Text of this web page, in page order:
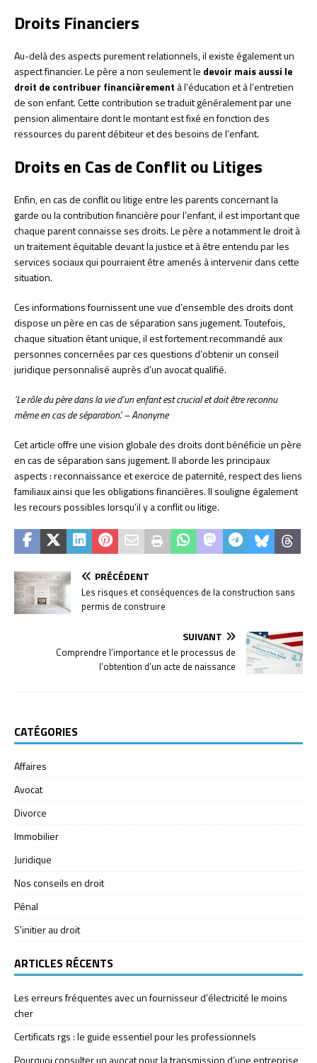
Droits Financiers
Au-delà des aspects purement relationnels, il existe également un
aspect financier. Le père a non seulement le devoir mais aussi le
droit de contribuer financièrement à l’éducation et à l’entretien
de son enfant. Cette contribution se traduit généralement par une
pension alimentaire dont le montant est fixé en fonction des
ressources du parent débiteur et des besoins de l’enfant.
Droits en Cas de Conflit ou Litiges
Enfin, en cas de conflit ou litige entre les parents concernant la
garde ou la contribution financière pour l’enfant, il est important que
chaque parent connaisse ses droits. Le père a notamment le droit à
un traitement équitable devant la justice et à être entendu par les
services sociaux qui pourraient être amenés à intervenir dans cette
situation.
Ces informations fournissent une vue d’ensemble des droits dont
dispose un père en cas de séparation sans jugement. Toutefois,
chaque situation étant unique, il est fortement recommandé aux
personnes concernées par ces questions d’obtenir un conseil
juridique personnalisé auprès d’un avocat qualifié.
‘Le rôle du père dans la vie d’un enfant est crucial et doit être reconnu
même en cas de séparation.’ – Anonyme
Cet article offre une vision globale des droits dont bénéficie un père
en cas de séparation sans jugement. Il aborde les principaux
aspects : reconnaissance et exercice de paternité, respect des liens
familiaux ainsi que les obligations financières. Il souligne également
les recours possibles lorsqu’il y a conflit ou litige.
PRÉCÉDENT
Les risques et conséquences de la construction sans
permis de construire
SUIVANT
Comprendre l’importance et le processus de
l’obtention d’un acte de naissance
CATÉGORIES
Affaires
Avocat
Divorce
Immobilier
Juridique
Nos conseils en droit
Pénal
S'initier au droit
ARTICLES RÉCENTS
Les erreurs fréquentes avec un fournisseur d’électricité le moins
cher
Certificats rgs : le guide essentiel pour les professionnels